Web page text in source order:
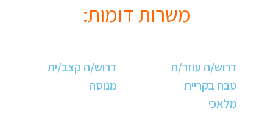
משרות דומות:
דרוש/ה עוזר/ת
טבח בקריית
מלאכי
דרוש/ה קצב/ית
מנוסה